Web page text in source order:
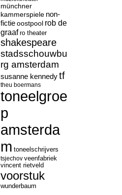
münchner
kammerspiele non-
fictieoostpool rob de
graaf ro theater
shakespeare
stadsschouwbu
rg amsterdam
susanne kennedytf
theu boermans
toneelgroe
p
amsterda
m toneelschrijvers
tsjechov veenfabriek
vincent rietveld
voorstuk
wunderbaum